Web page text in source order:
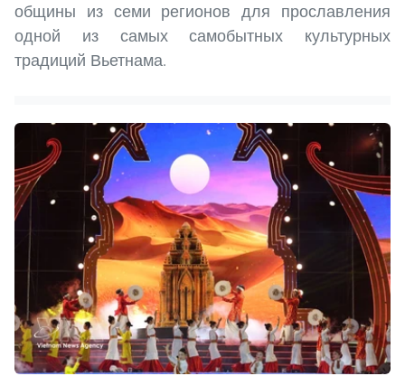
общины из семи регионов для прославления
одной из самых самобытных культурных
традиций Вьетнама.